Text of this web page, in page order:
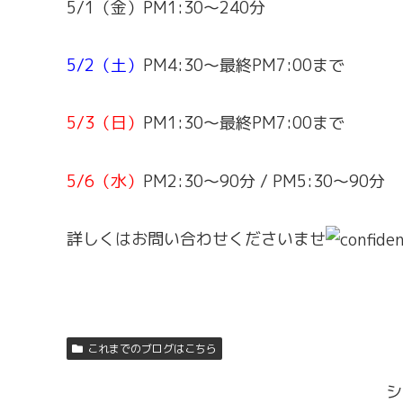
5/1（金）PM1:30～240分
5/2（土） PM4:30～最終PM7:00まで
5/3（日） PM1:30～最終PM7:00まで
5/6（水） PM2:30～90分 / PM5:30～90分
詳しくはお問い合わせくださいませ
これまでのブログはこちら